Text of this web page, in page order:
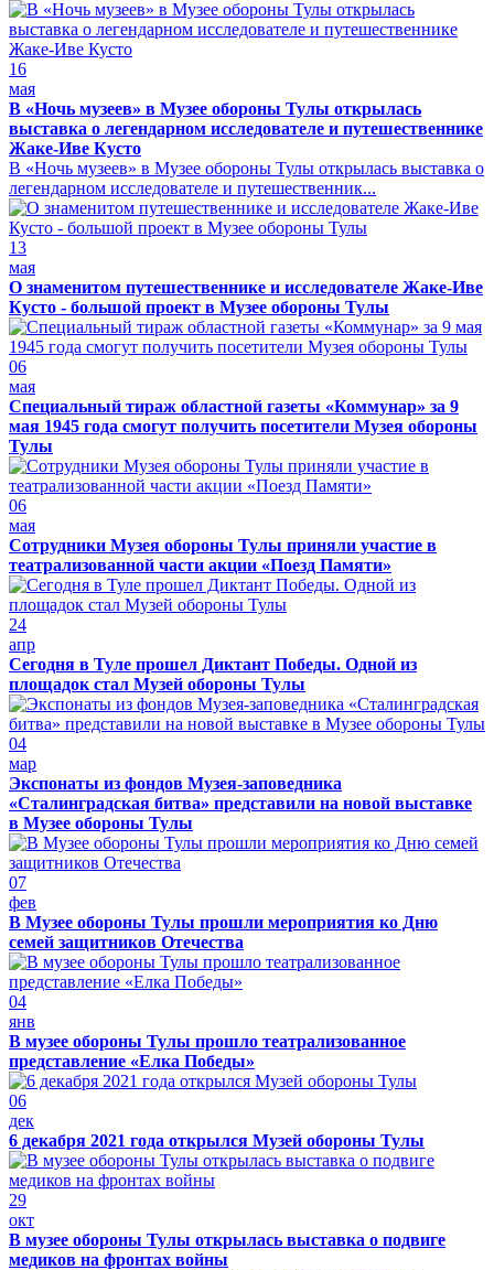
16
мая
В «Ночь музеев» в Музее обороны Тулы открылась
выставка о легендарном исследователе и путешественнике
Жаке-Иве Кусто
В «Ночь музеев» в Музее обороны Тулы открылась выставка о
легендарном исследователе и путешественник...
13
мая
О знаменитом путешественнике и исследователе Жаке-Иве
Кусто - большой проект в Музее обороны Тулы
06
мая
Специальный тираж областной газеты «Коммунар» за 9
мая 1945 года смогут получить посетители Музея обороны
Тулы
06
мая
Сотрудники Музея обороны Тулы приняли участие в
театрализованной части акции «Поезд Памяти»
24
апр
Сегодня в Туле прошел Диктант Победы. Одной из
площадок стал Музей обороны Тулы
04
мар
Экспонаты из фондов Музея-заповедника
«Сталинградская битва» представили на новой выставке
в Музее обороны Тулы
07
фев
В Музее обороны Тулы прошли мероприятия ко Дню
семей защитников Отечества
04
янв
В музее обороны Тулы прошло театрализованное
представление «Елка Победы»
06
дек
6 декабря 2021 года открылся Музей обороны Тулы
29
окт
В музее обороны Тулы открылась выставка о подвиге
медиков на фронтах войны